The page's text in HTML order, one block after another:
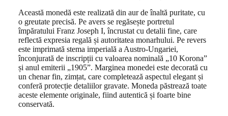
Această monedă este realizată din aur de înaltă puritate, cu
o greutate precisă. Pe avers se regăsește portretul
împăratului Franz Joseph I, încrustat cu detalii fine, care
reflectă expresia regală și autoritatea monarhului. Pe revers
este imprimată stema imperială a Austro-Ungariei,
înconjurată de inscripții cu valoarea nominală „10 Korona”
și anul emiterii „1905”. Marginea monedei este decorată cu
un chenar fin, zimțat, care completează aspectul elegant și
conferă protecție detaliilor gravate. Moneda păstrează toate
aceste elemente originale, fiind autentică și foarte bine
conservată.